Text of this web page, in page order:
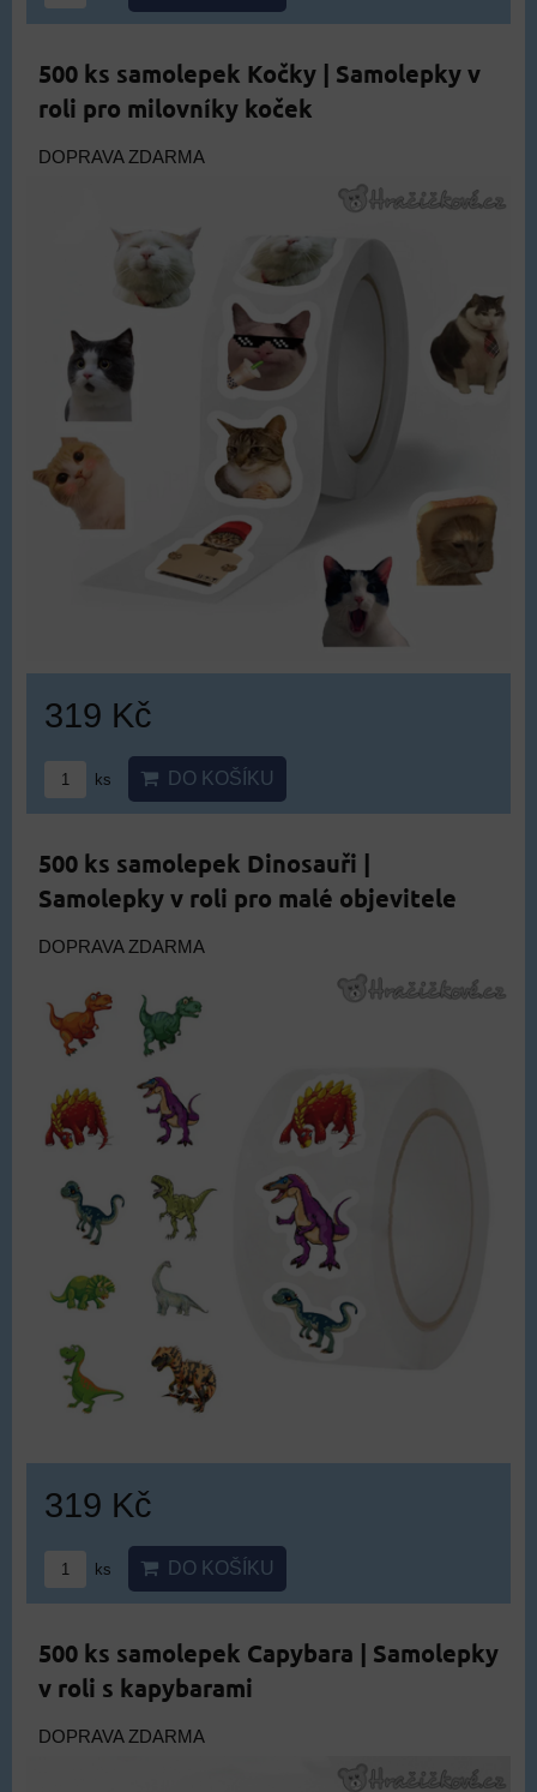
500 ks samolepek Kočky | Samolepky v
roli pro milovníky koček
DOPRAVA ZDARMA
319 Kč
ks DO KOŠÍKU
500 ks samolepek Dinosauři |
Samolepky v roli pro malé objevitele
DOPRAVA ZDARMA
319 Kč
ks DO KOŠÍKU
500 ks samolepek Capybara | Samolepky
v roli s kapybarami
DOPRAVA ZDARMA